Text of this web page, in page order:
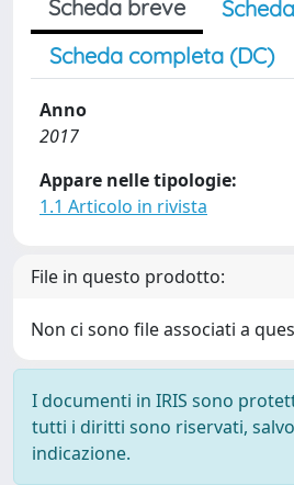
Scheda breve
Scheda completa (DC)
Anno
2017
Appare nelle tipologie:
1.1 Articolo in rivista
File in questo prodotto:
Non ci sono file associati a
I documenti in IRIS sono
tutti i diritti sono riservati,
indicazione.